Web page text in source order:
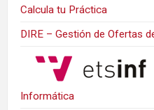
Calcula tu Práctica
DIRE – Gestión de Ofertas
Informática